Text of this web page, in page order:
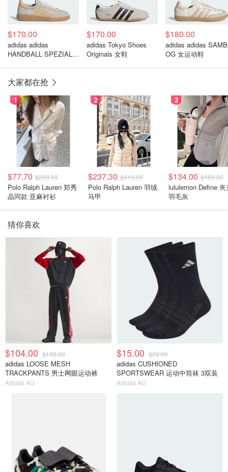
$170.00
adidas adidas
HANDBALL SPEZIAL
$170.00
adidas Tokyo Shoes
Originals 女鞋
$180.00
adidas adidas
OG 女运动鞋
大家都在抢
1
$77.70 $259.00
Polo Ralph Lauren 郑秀
晶同款 亚麻衬衫
2
$237.30 $419.00
Polo Ralph Lauren 羽绒
马甲
3
$134.00 $169.00
lululemon Define 夹
羽毛灰
猜你喜欢
$104.00 $130.00
adidas LOOSE MESH
TRACKPANTS 男士网眼运动裤
Adidas AU
$15.00 $20.00
adidas CUSHIONED
SPORTSWEAR 运动中筒袜 3双装
Adidas AU